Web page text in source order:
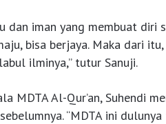
dan iman yang membuat diri
bisa berjaya. Maka dari
ilminya,” tutur Sanuji.
MDTA Al-Qur’an, Suhendi
“MDTA ini